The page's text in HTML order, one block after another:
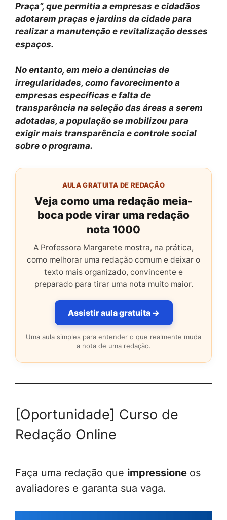
Praça”, que permitia a empresas e cidadãos
adotarem praças e jardins da cidade para
realizar a manutenção e revitalização desses
espaços.
No entanto, em meio a denúncias de
irregularidades, como favorecimento a
empresas específicas e falta de
transparência na seleção das áreas a serem
adotadas, a população se mobilizou para
exigir mais transparência e controle social
sobre o programa.
AULA GRATUITA DE REDAÇÃO
Veja como uma redação meia-
boca pode virar uma redação
nota 1000
A Professora Margarete mostra, na prática,
como melhorar uma redação comum e deixar o
texto mais organizado, convincente e
preparado para tirar uma nota muito maior.
Assistir aula gratuita →
Uma aula simples para entender o que realmente muda
a nota de uma redação.
[Oportunidade] Curso de
Redação Online
Faça uma redação que impressione os
avaliadores e garanta sua vaga.